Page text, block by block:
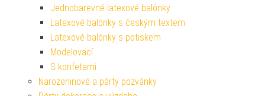
Jednobarevné latexové balónky
Latexové balónky s českým textem
Latexové balónky s potiskem
Modelovací
S konfetami
Narozeninové a párty pozvánky